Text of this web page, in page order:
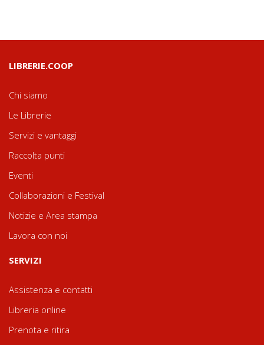
LIBRERIE.COOP
Chi siamo
Le Librerie
Servizi e vantaggi
Raccolta punti
Eventi
Collaborazioni e Festival
Notizie e Area stampa
Lavora con noi
SERVIZI
Assistenza e contatti
Libreria online
Prenota e ritira